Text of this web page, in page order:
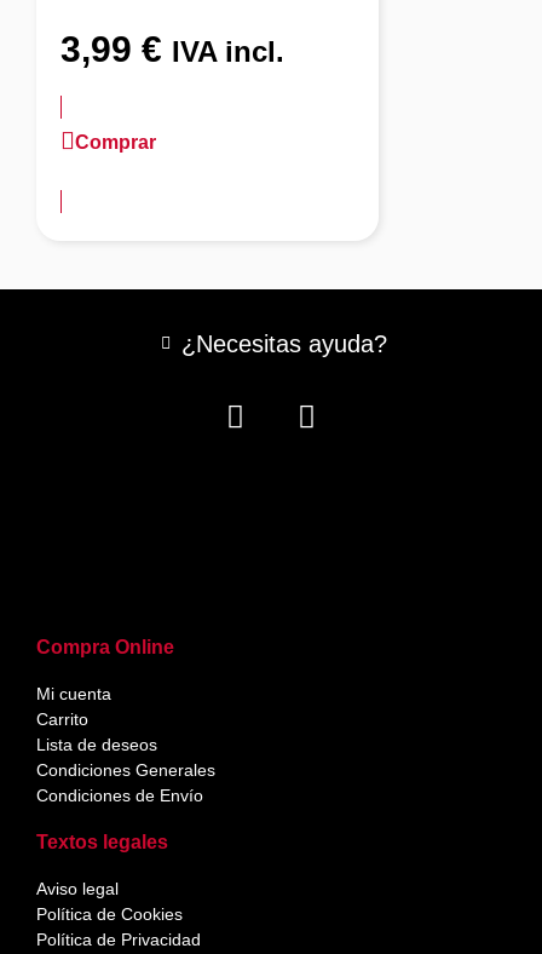
3,99 € IVA incl.
Comprar
Compra Online
Mi cuenta
Carrito
Lista de deseos
Condiciones Generales
Condiciones de Envío
Textos legales
Aviso legal
Política de Cookies
Política de Privacidad
¿Necesitas ayuda?